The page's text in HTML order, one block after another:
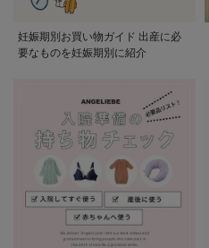
妊娠期別お買い物ガイド 出産に必
要なものを妊娠期別に紹介